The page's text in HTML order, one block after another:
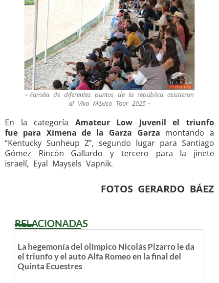
Familia de diferentes puntos de la república asistieron
al Viva México Tour 2025
En la categoría Amateur Low Juvenil el triunfo
fue para Ximena de la Garza Garza montando a
“Kentucky Sunheup Z”, segundo lugar para Santiago
Gómez Rincón Gallardo y tercero para la jinete
israelí, Eyal Maysels Vapnik.
FOTOS GERARDO BÁEZ
RELACIONADAS
La hegemonía del olímpico Nicolás Pizarro le da
el triunfo y el auto Alfa Romeo en la final del
Quinta Ecuestres